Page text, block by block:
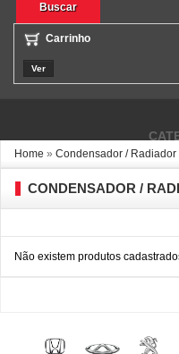
Buscar
Carrinho
Ver
Home » Condensador / Radiador
CONDENSADOR /
Não existem produtos